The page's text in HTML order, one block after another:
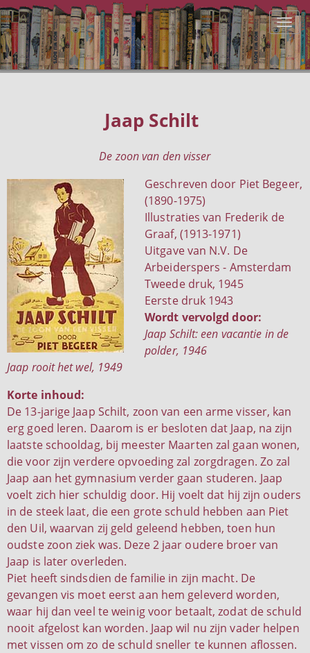
Jaap Schilt
De zoon van den visser
Geschreven door Piet Begeer,
(1890-1975)
Illustraties van Frederik de
Graaf, (1913-1971)
Uitgave van N.V. De
Arbeiderspers - Amsterdam
Tweede druk, 1945
Eerste druk 1943
Wordt vervolgd door:
Jaap Schilt: een vacantie in de
polder, 1946
Jaap rooit het wel, 1949
Korte inhoud:
De 13-jarige Jaap Schilt, zoon van een arme visser, kan
erg goed leren. Daarom is er besloten dat Jaap, na zijn
laatste schooldag, bij meester Maarten zal gaan wonen,
die voor zijn verdere opvoeding zal zorgdragen. Zo zal
Jaap aan het gymnasium verder gaan studeren. Jaap
voelt zich hier schuldig door. Hij voelt dat hij zijn ouders
in de steek laat, die een grote schuld hebben aan Piet
den Uil, waarvan zij geld geleend hebben, toen hun
oudste zoon ziek was. Deze 2 jaar oudere broer van
Jaap is later overleden.
Piet heeft sindsdien de familie in zijn macht. De
gevangen vis moet eerst aan hem geleverd worden,
waar hij dan veel te weinig voor betaalt, zodat de schuld
nooit afgelost kan worden. Jaap wil nu zijn vader helpen
met vissen om zo de schuld sneller te kunnen aflossen.